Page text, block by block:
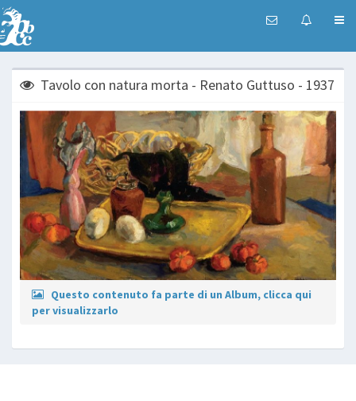
Tavolo con natura morta - Renato Guttuso - 1937
Questo contenuto fa parte di un Album, clicca qui
per visualizzarlo